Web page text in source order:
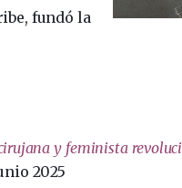
fundó la
y feminista
2025